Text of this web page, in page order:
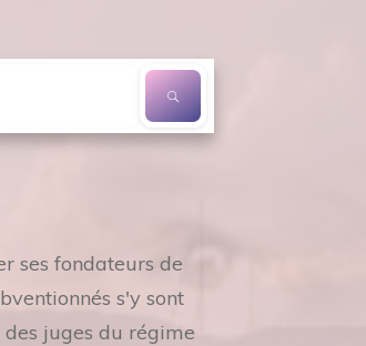
ses fondateurs de
s'y sont
juges du régime